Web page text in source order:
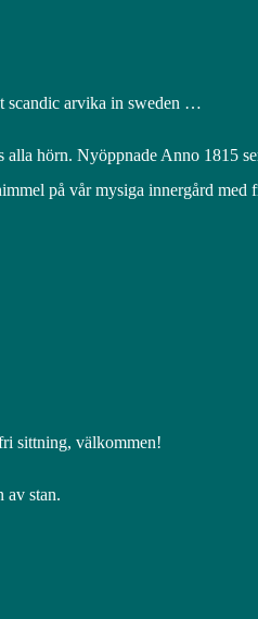
scandic arvika in sweden …
hörn. Nyöppnade Anno 1815
på vår mysiga innergård med
sittning, välkommen!
av stan.